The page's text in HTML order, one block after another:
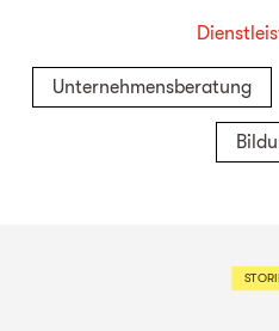
Unternehmensberatung